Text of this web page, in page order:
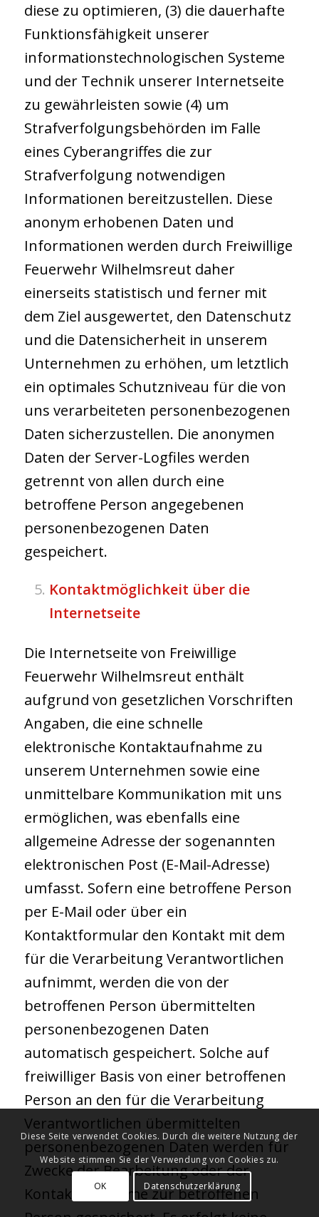
diese zu optimieren, (3) die dauerhafte
Funktionsfähigkeit unserer
informationstechnologischen Systeme
und der Technik unserer Internetseite
zu gewährleisten sowie (4) um
Strafverfolgungsbehörden im Falle
eines Cyberangriffes die zur
Strafverfolgung notwendigen
Informationen bereitzustellen. Diese
anonym erhobenen Daten und
Informationen werden durch Freiwillige
Feuerwehr Wilhelmsreut daher
einerseits statistisch und ferner mit
dem Ziel ausgewertet, den Datenschutz
und die Datensicherheit in unserem
Unternehmen zu erhöhen, um letztlich
ein optimales Schutzniveau für die von
uns verarbeiteten personenbezogenen
Daten sicherzustellen. Die anonymen
Daten der Server-Logfiles werden
getrennt von allen durch eine
betroffene Person angegebenen
personenbezogenen Daten
gespeichert.
Kontaktmöglichkeit über die
Internetseite
Die Internetseite von Freiwillige
Feuerwehr Wilhelmsreut enthält
aufgrund von gesetzlichen Vorschriften
Angaben, die eine schnelle
elektronische Kontaktaufnahme zu
unserem Unternehmen sowie eine
unmittelbare Kommunikation mit uns
ermöglichen, was ebenfalls eine
allgemeine Adresse der sogenannten
elektronischen Post (E-Mail-Adresse)
umfasst. Sofern eine betroffene Person
per E-Mail oder über ein
Kontaktformular den Kontakt mit dem
für die Verarbeitung Verantwortlichen
aufnimmt, werden die von der
betroffenen Person übermittelten
personenbezogenen Daten
automatisch gespeichert. Solche auf
freiwilliger Basis von einer betroffenen
Person an den für die Verarbeitung
Verantwortlichen übermittelten
personenbezogenen Daten werden für
Zwecke der Bearbeitung oder der
Kontaktaufnahme zur betroffenen
Diese Seite verwendet Cookies. Durch die weitere Nutzung der
Website stimmen Sie der Verwendung von Cookies zu.
OK Datenschutzerklärung